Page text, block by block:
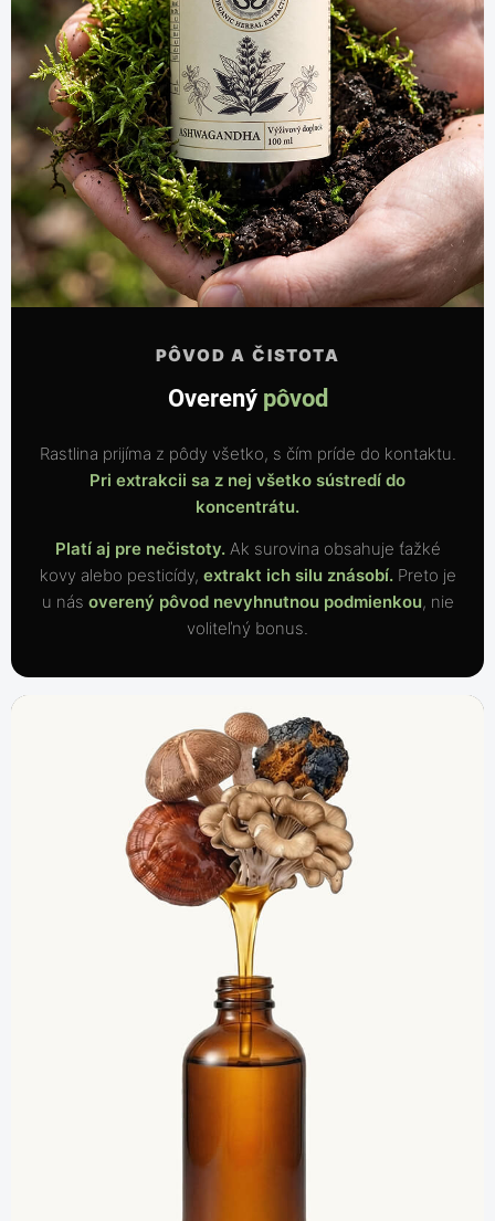
PÔVOD A ČISTOTA
Overený pôvod
Rastlina prijíma z pôdy všetko, s čím príde do kontaktu.
Pri extrakcii sa z nej všetko sústredí do
koncentrátu.
Platí aj pre nečistoty.Ak surovina obsahuje ťažké
kovy alebo pesticídy, extrakt ich silu znásobí.Preto je
u nás overený pôvod nevyhnutnou podmienkou, nie
voliteľný bonus.